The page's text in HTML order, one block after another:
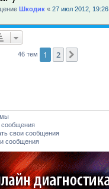
Шкодик « 27 июл 2012, 19:26
46 тем 1 2
сообщения
свои сообщения
сообщения